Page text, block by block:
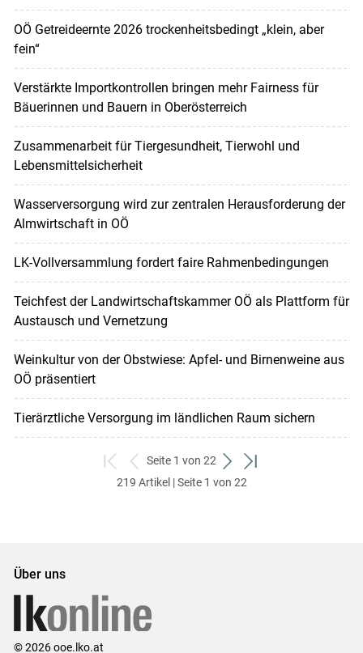
OÖ Getreideernte 2026 trockenheitsbedingt „klein, aber
fein“
Verstärkte Importkontrollen bringen mehr Fairness für
Bäuerinnen und Bauern in Oberösterreich
Zusammenarbeit für Tiergesundheit, Tierwohl und
Lebensmittelsicherheit
Wasserversorgung wird zur zentralen Herausforderung der
Almwirtschaft in OÖ
LK-Vollversammlung fordert faire Rahmenbedingungen
Teichfest der Landwirtschaftskammer OÖ als Plattform für
Austausch und Vernetzung
Weinkultur von der Obstwiese: Apfel- und Birnenweine aus
OÖ präsentiert
Tierärztliche Versorgung im ländlichen Raum sichern
zum
ersten
zurück
zum
Seite 1 von 22
weiter
zum
zum
219 Artikel | Seite 1 von 22
Über uns
© 2026 ooe.lko.at